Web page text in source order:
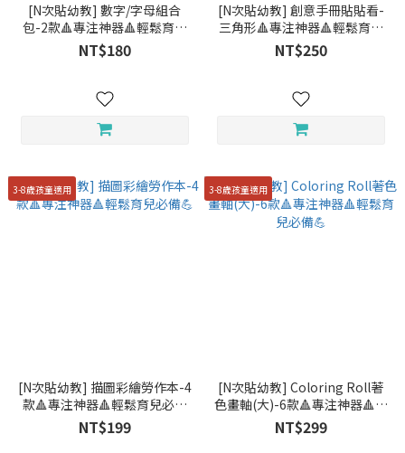
[N次貼幼教] 數字/字母組合
包-2款🔺專注神器🔺輕鬆育兒
必備💪
NT$180
[N次貼幼教] 創意手冊貼貼看-
三角形🔺專注神器🔺輕鬆育兒
必備💪
NT$250
3-8歲孩童適用
[N次貼幼教] 描圖彩繪勞作本-4
款🔺專注神器🔺輕鬆育兒必備
💪
NT$199
3-8歲孩童適用
[N次貼幼教] Coloring Roll著
色畫軸(大)-6款🔺專注神器🔺輕
鬆育兒必備💪
NT$299